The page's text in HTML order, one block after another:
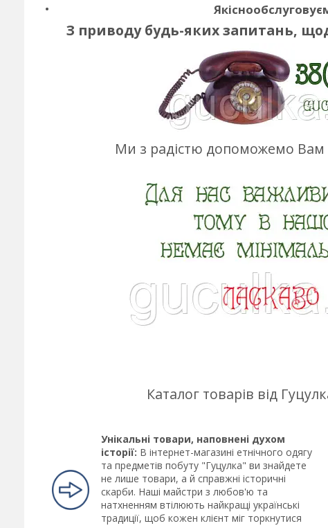
З приводу будь-яких запитань,
Ми з радістю допоможемо
Каталог товарів від
Унікальні товари, наповнені духом
історії: В інтернет-магазині етнічного одягу
та предметів побуту "Гуцулка" ви знайдете
не лише товари, а й справжні історичні
скарби. Наші майстри з любов'ю та
натхненням втілюють найкращі українські
традиції, щоб кожен клієнт міг торкнутися